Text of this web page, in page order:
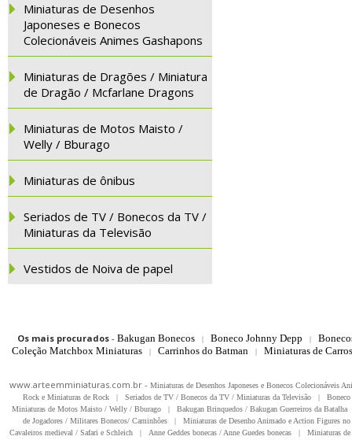
Miniaturas de Desenhos
Japoneses e Bonecos
Colecionáveis Animes Gashapons
Miniaturas de Dragões / Miniatura
de Dragão / Mcfarlane Dragons
Miniaturas de Motos Maisto /
Welly / Bburago
Miniaturas de ônibus
Seriados de TV / Bonecos da TV /
Miniaturas da Televisão
Vestidos de Noiva de papel
Os mais procurados- Bakugan Bonecos | Boneco Johnny Depp |
Coleção Matchbox Miniaturas
| Carrinhos do Batman | Miniaturas de
www.arteemminiaturas.com.br - Miniaturas de Desenhos Japoneses e Bonecos Colecionáveis
Rock e Miniaturas de Rock
| Seriados de TV / Bonecos da TV / Miniaturas da Televisão |
Miniaturas de Motos Maisto / Welly / Bburago
| Bakugan Brinquedos / Bakugan Guerreiros da Batalha
de Jogadores / Militares Bonecos/ Caminhões
|
Miniaturas de Desenho Animado e Action Figures
Cavaleiros medieval / Safari e Schleich
| Anne Geddes bonecas / Anne Guedes bonecas |
Miniaturas